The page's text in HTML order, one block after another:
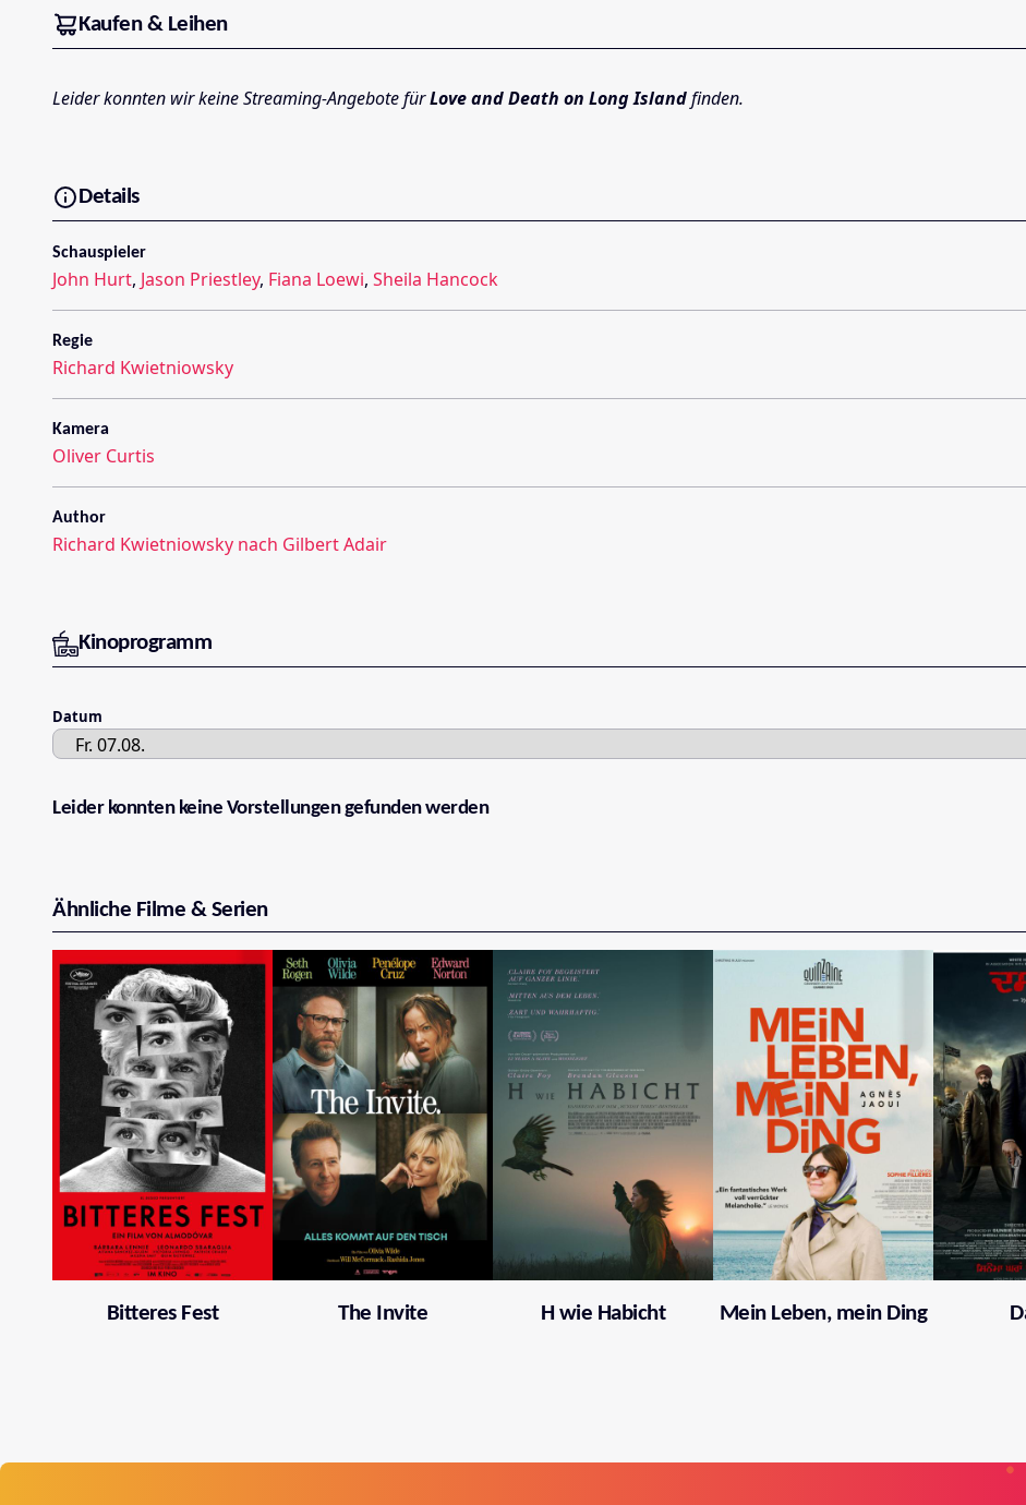
Kaufen & Leihen
Leider konnten wir keine Streaming-Angebote fürLove and Death on Long Islandfinden.
Details
Schauspieler
John Hurt, Jason Priestley, Fiana Loewi, Sheila Hancock
Regie
Richard Kwietniowsky
Kamera
Oliver Curtis
Author
Richard Kwietniowsky nach Gilbert Adair
Kinoprogramm
Datum
Leider konnten keine Vorstellungen gefunden werden
Ähnliche Filme & Serien
Bitteres Fest The Invite H wie Habicht Mein Leben, mein Ding